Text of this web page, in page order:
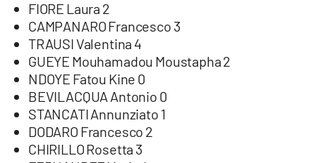
FIORE Laura 2
CAMPANARO Francesco 3
TRAUSI Valentina 4
GUEYE Mouhamadou Moustapha 2
NDOYE Fatou Kine 0
BEVILACQUA Antonio 0
STANCATI Annunziato 1
DODARO Francesco 2
CHIRILLO Rosetta 3